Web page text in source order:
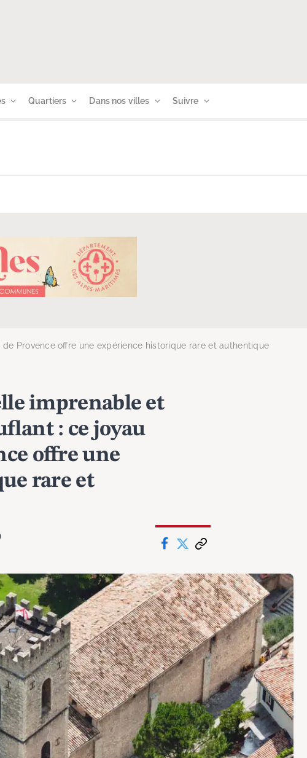
Quartiers Dans nos villes Suivre
Provence offre une expérience historique rare et authentique
imprenable et
: ce joyau
offre une
rare et